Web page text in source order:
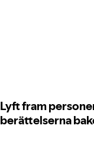
Lyft fram
berättelserna